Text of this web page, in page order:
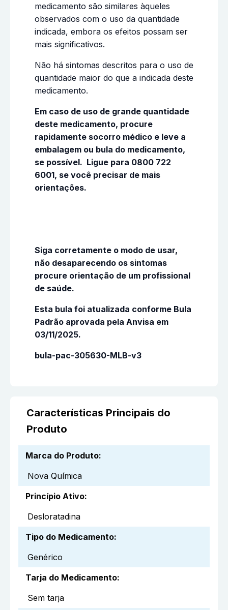
medicamento são similares àqueles
observados com o uso da quantidade
indicada, embora os efeitos possam ser
mais significativos.
Não há sintomas descritos para o uso de
quantidade maior do que a indicada deste
medicamento.
Em caso de uso de grande quantidade
deste medicamento, procure
rapidamente socorro médico e leve a
embalagem ou bula do medicamento,
se possível. Ligue para 0800 722
6001, se você precisar de mais
orientações.
Siga corretamente o modo de usar,
não desaparecendo os sintomas
procure orientação de um profissional
de saúde.
Esta bula foi atualizada conforme Bula
Padrão aprovada pela Anvisa em
03/11/2025.
bula-pac-305630-MLB-v3
Características Principais do
Produto
Marca do Produto:
Nova Química
Princípio Ativo:
Desloratadina
Tipo do Medicamento:
Genérico
Tarja do Medicamento:
Sem tarja